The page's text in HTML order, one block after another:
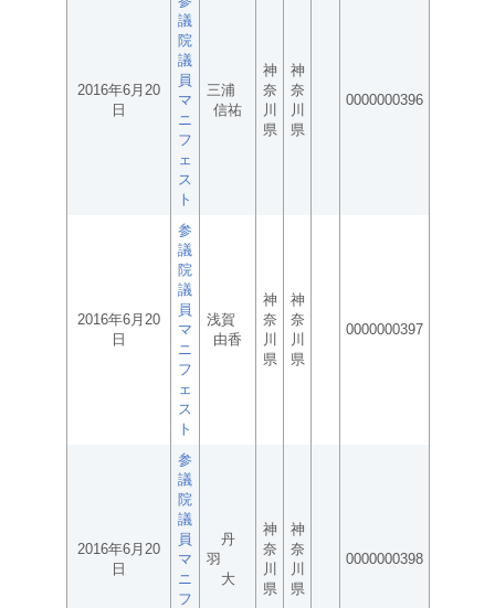
2016年6月20
日
議
院
議
員
マ
ニ
フ
ェ
ス
ト
三浦
信祐
神
奈
川
県
神
奈
川
県
0000000396
2016年6月20
日
参
議
院
議
員
マ
ニ
フ
ェ
ス
ト
浅賀
由香
神
奈
川
県
神
奈
川
県
0000000397
2016年6月20
日
参
議
院
議
員
マ
ニ
フ
丹
羽
大
神
奈
川
県
神
奈
川
県
0000000398